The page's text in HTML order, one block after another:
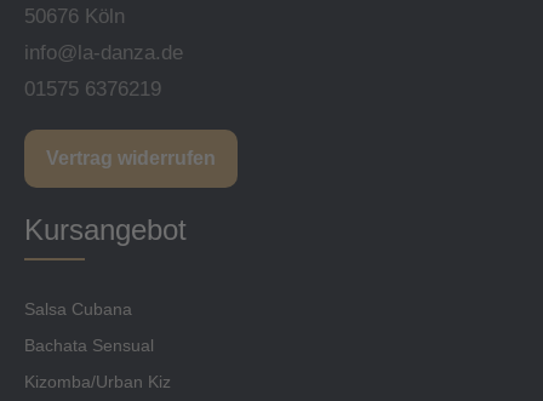
50676 Köln
info@la-danza.de
01575 6376219
Vertrag widerrufen
Kursangebot
Salsa Cubana
Bachata Sensual
Kizomba/Urban Kiz